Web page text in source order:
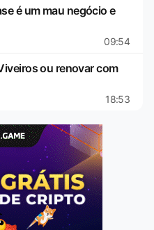
é um mau negócio e
09:54
ou renovar com
18:53